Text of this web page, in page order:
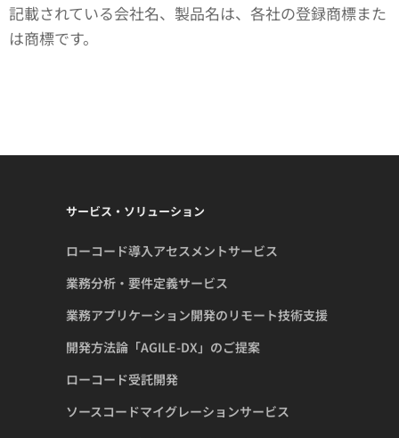
記載されている会社名、製品名は、各社の登録商標また
は商標です。
サービス・ソリューション
ローコード導入アセスメントサービス
業務分析・要件定義サービス
業務アプリケーション開発のリモート技術支援
開発方法論「AGILE-DX」のご提案
ローコード受託開発
ソースコードマイグレーションサービス